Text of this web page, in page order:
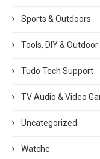
Sports & Outdoors
Tools, DIY & Outdoor
Tudo Tech Support
TV Audio & Video
Uncategorized
Watche